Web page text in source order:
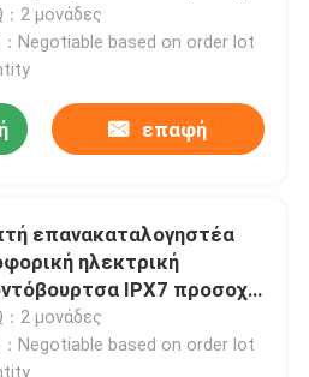
με 3 τρόπους
：2 μονάδες
：Negotiable based on order lot
επαφή
επανακαταλογηστέα
ηλεκτρική
IPX7 προσοχής
με 3 τρόπους
：2 μονάδες
：Negotiable based on order lot